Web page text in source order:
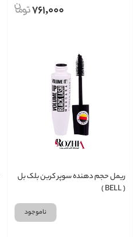
761,000
ریمل حجم دهنده سوپر کربن بلک بل
( BELL )
ناموجود